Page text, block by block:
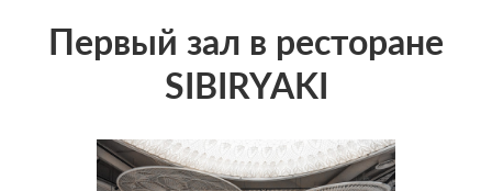
Первый зал в ресторане
SIBIRYAKI